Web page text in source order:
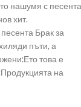
нашумя с песента
хит.
Брак за
пъти, а
това е
на